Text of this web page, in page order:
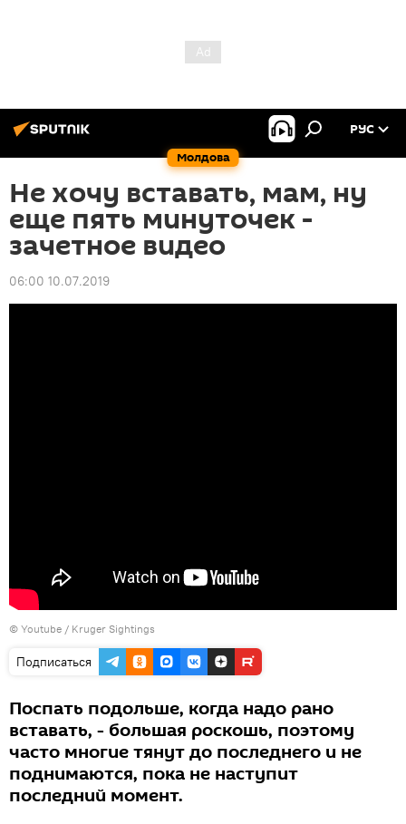
Молдова
РУС
Не хочу вставать, мам, ну
еще пять минуточек -
зачетное видео
06:00 10.07.2019
© Youtube / Kruger Sightings
Подписаться
Поспать подольше, когда надо рано
вставать, - большая роскошь, поэтому
часто многие тянут до последнего и не
поднимаются, пока не наступит
последний момент.